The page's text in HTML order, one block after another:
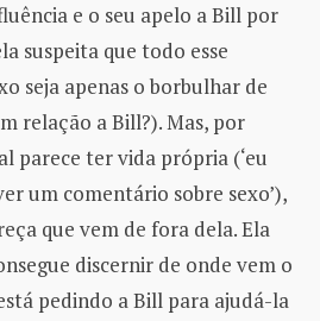
e o seu apelo a Bill por
suspeita que todo esse
seja apenas o borbulhar de
relação a Bill?). Mas, por
parece ter vida própria (‘eu
um comentário sobre sexo’),
que vem de fora dela. Ela
discernir de onde vem o
pedindo a Bill para ajudá-la